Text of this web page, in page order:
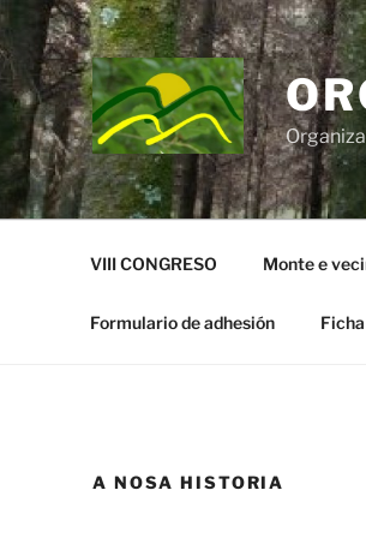
VIII CONGRESO Monte e
Formulario de adhesión
A NOSA HISTORIA